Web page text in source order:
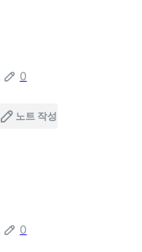
0
노트 작성
0